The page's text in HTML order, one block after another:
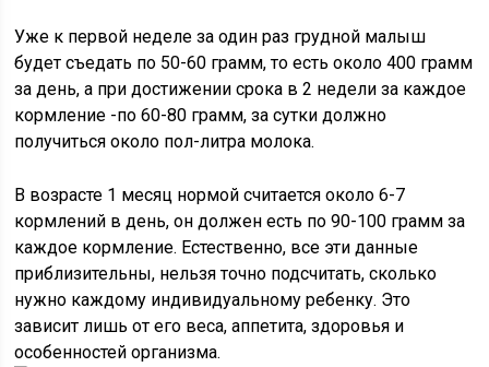
Уже к первой неделе за один раз грудной малыш
будет съедать по 50-60 грамм, то есть около 400 грамм
за день, а при достижении срока в 2 недели за каждое
кормление -по 60-80 грамм, за сутки должно
получиться около пол-литра молока.
В возрасте 1 месяц нормой считается около 6-7
кормлений в день, он должен есть по 90-100 грамм за
каждое кормление. Естественно, все эти данные
приблизительны, нельзя точно подсчитать, сколько
нужно каждому индивидуальному ребенку. Это
зависит лишь от его веса, аппетита, здоровья и
особенностей организма.